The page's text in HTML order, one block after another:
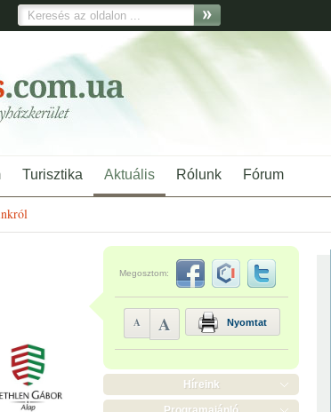
Turisztika Aktuális Rólunk Fórum
Megosztom:
A A Nyomtat
Híreink